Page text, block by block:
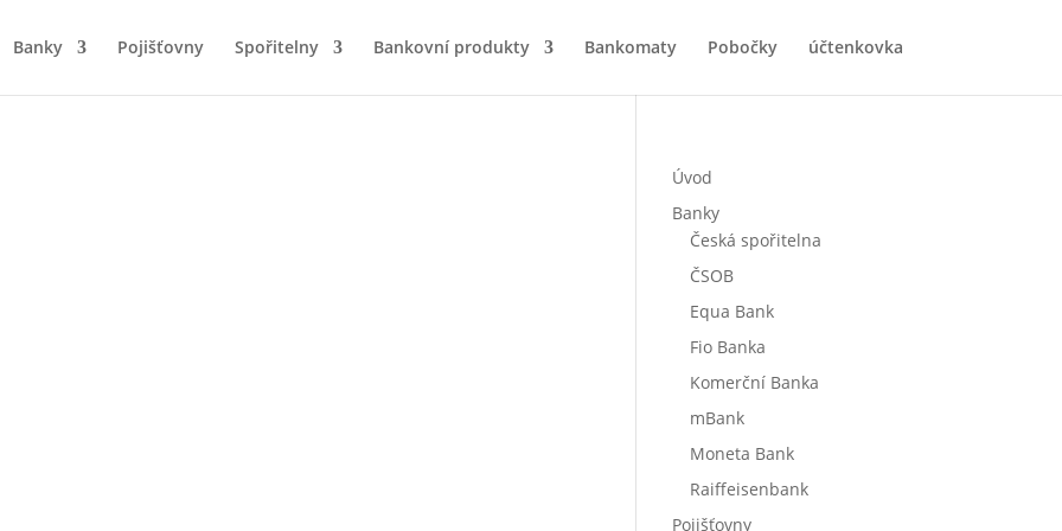
Banky Pojišťovny Spořitelny Bankovní produkty Bankomaty Pobočky účtenkovka
Úvod
Banky
Česká spořitelna
ČSOB
Equa Bank
Fio Banka
Komerční Banka
mBank
Moneta Bank
Raiffeisenbank
Pojišťovny